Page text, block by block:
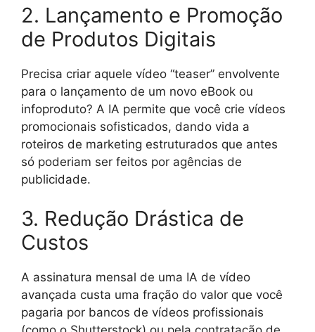
2. Lançamento e Promoção
de Produtos Digitais
Precisa criar aquele vídeo “teaser” envolvente
para o lançamento de um novo eBook ou
infoproduto? A IA permite que você crie vídeos
promocionais sofisticados, dando vida a
roteiros de marketing estruturados que antes
só poderiam ser feitos por agências de
publicidade.
3. Redução Drástica de
Custos
A assinatura mensal de uma IA de vídeo
avançada custa uma fração do valor que você
pagaria por bancos de vídeos profissionais